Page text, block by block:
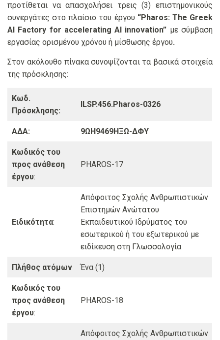
προτίθεται να απασχολήσει τρεις (3) επιστημονικούς
συνεργάτες στο πλαίσιο του έργου “Pharos: The Greek
AI Factory for accelerating AI innovation” με σύμβαση
εργασίας ορισμένου χρόνου ή μίσθωσης έργου.
Στον ακόλουθο πίνακα συνοψίζονται τα βασικά στοιχεία
της πρόσκλησης:
Κωδ.
Πρόσκλησης:
ILSP.456.Pharos-0326
ΑΔΑ: 9ΩΗ9469ΗΞΩ-ΔΦΥ
Κωδικός του
προς ανάθεση
έργου:
PHAROS-17
Ειδικότητα:
Απόφοιτος Σχολής Ανθρωπιστικών
Επιστημών Ανώτατου
Εκπαιδευτικού Ιδρύματος του
εσωτερικού ή του εξωτερικού με
ειδίκευση στη Γλωσσολογία
Πλήθος ατόμων Ένα (1)
Κωδικός του
προς ανάθεση
έργου:
PHAROS-18
Απόφοιτος Σχολής Ανθρωπιστικών